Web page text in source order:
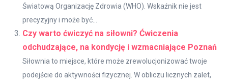
Światową Organizację Zdrowia (WHO). Wskaźnik nie jest
precyzyjny i może być...
Czy warto ćwiczyć na siłowni? Ćwiczenia
odchudzające, na kondycję i wzmacniające Poznań
Siłownia to miejsce, które może zrewolucjonizować twoje
podejście do aktywności fizycznej. W obliczu licznych zalet,